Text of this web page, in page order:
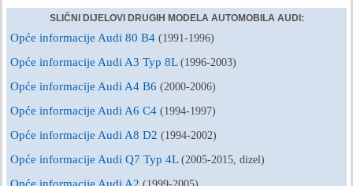
SLIČNI DIJELOVI DRUGIH MODELA AUTOMOBILA AUDI:
Opće informacije Audi 80 B4 (1991-1996)
Opće informacije Audi A3 Typ 8L (1996-2003)
Opće informacije Audi A4 B6 (2000-2006)
Opće informacije Audi A6 C4 (1994-1997)
Opće informacije Audi A8 D2 (1994-2002)
Opće informacije Audi Q7 Typ 4L (2005-2015, dizel)